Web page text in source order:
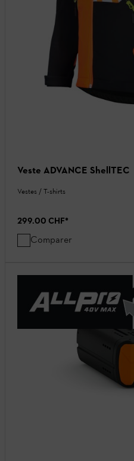
Veste ADVANCE ShellTEC
Vestes / T-shirts
299.00 CHF*
Comparer